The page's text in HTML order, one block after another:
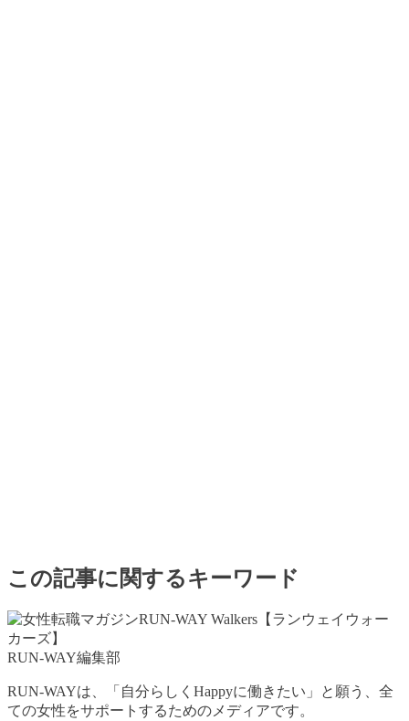
この記事に関するキーワード
RUN-WAY編集部
RUN-WAYは、「自分らしくHappyに働きたい」と願う、全
ての女性をサポートするためのメディアです。